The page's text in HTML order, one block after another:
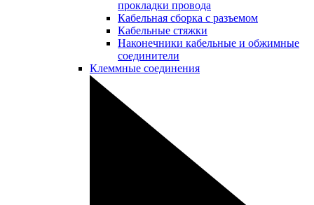
прокладки провода
Кабельная сборка с разъемом
Кабельные стяжки
Наконечники кабельные и обжимные
соединители
Клеммные соединения